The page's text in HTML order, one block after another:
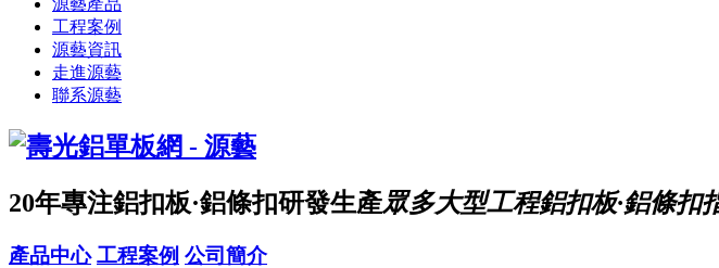
工程案例
源藝資訊
走進源藝
聯系源藝
20年專注鋁扣板·鋁條扣研發生產眾多大型工程鋁扣板·鋁條扣
產品中心 工程案例 公司簡介